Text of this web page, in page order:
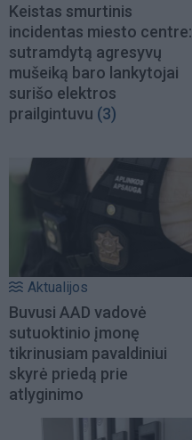
Keistas smurtinis
incidentas miesto centre:
sutramdytą agresyvų
mušeiką baro lankytojai
surišo elektros
prailgintuvu (3)
Aktualijos
Buvusi AAD vadovė
sutuoktinio įmonę
tikrinusiam pavaldiniui
skyrė priedą prie
atlyginimo